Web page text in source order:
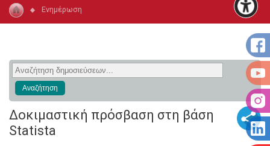
Ενημέρωση
Δοκιμαστική πρόσβαση στη βάση
Statista